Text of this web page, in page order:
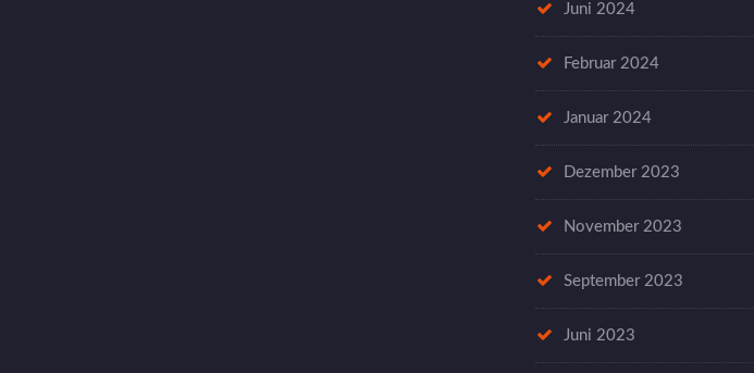
Juni 2024
Februar 2024
Januar 2024
Dezember 2023
November 2023
September 2023
Juni 2023